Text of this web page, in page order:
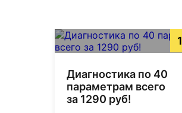
Диагностика по 40
параметрам всего
за 1290 руб!